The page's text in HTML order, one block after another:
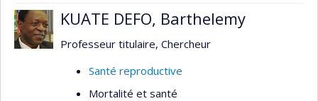
KUATE DEFO, Barthelemy
Professeur titulaire, Chercheur
Santé reproductive
Mortalité et santé